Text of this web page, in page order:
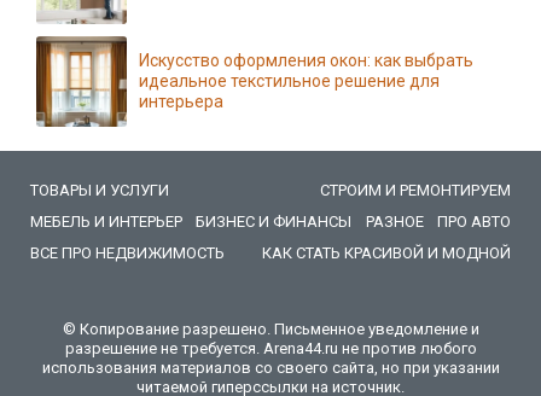
Искусство оформления окон: как выбрать
идеальное текстильное решение для
интерьера
ТОВАРЫ И УСЛУГИ
СТРОИМ И РЕМОНТИРУЕМ
МЕБЕЛЬ И ИНТЕРЬЕР
БИЗНЕС И ФИНАНСЫ РАЗНОЕ
ПРО АВТО
ВСЕ ПРО НЕДВИЖИМОСТЬ
КАК СТАТЬ КРАСИВОЙ И МОДНОЙ
© Копирование разрешено. Письменное уведомление и
разрешение не требуется. Arena44.ru не против любого
использования материалов со своего сайта, но при указании
читаемой гиперссылки на источник.